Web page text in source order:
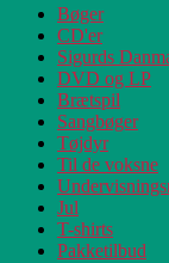
Bøger
CD'er
Sigurds
DVD og LP
Brætspil
Sangbøger
Tøjdyr
Til de voksne
Jul
T-shirts
Pakketilbud